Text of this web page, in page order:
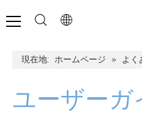
現在地: ホームページ » よく
ユーザーガ